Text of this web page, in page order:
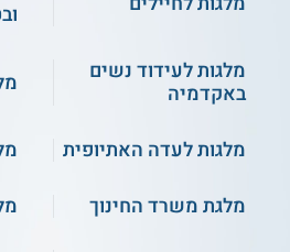
מלגות לעידוד נשים
באקדמיה
מלגות לעדה האתיופית
מלגת משרד החינוך